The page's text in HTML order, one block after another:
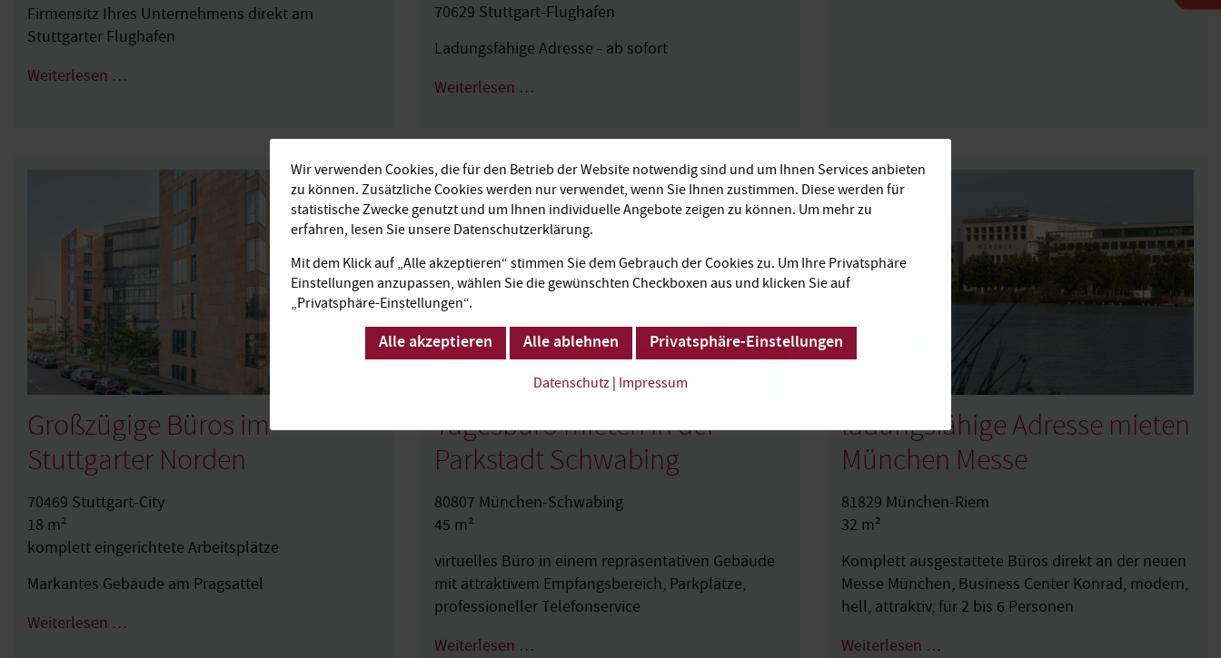
Firmensitz Ihres Unternehmens direkt am
Stuttgarter Flughafen
Weiterlesen …
70629 Stuttgart-Flughafen
Ladungsfähige Adresse - ab sofort
Weiterlesen …
Großzügige Büros im
Stuttgarter Norden
70469 Stuttgart-City
18 m²
komplett eingerichtete Arbeitsplätze
Markantes Gebäude am Pragsattel
Weiterlesen …
Tagesbüro mieten in der
Parkstadt Schwabing
80807 München-Schwabing
45 m²
virtuelles Büro in einem repräsentativen Gebäude
mit attraktivem Empfangsbereich, Parkplätze,
professioneller Telefonservice
Weiterlesen …
ladungsfähige Adresse mieten
München Messe
81829 München-Riem
32 m²
Komplett ausgestattete Büros direkt an der neuen
Messe München, Business Center Konrad, modern,
hell, attraktiv, für 2 bis 6 Personen
Weiterlesen …
Wir verwenden Cookies, die für den Betrieb der Website notwendig sind und um Ihnen Services anbieten
zu können. Zusätzliche Cookies werden nur verwendet, wenn Sie Ihnen zustimmen. Diese werden für
statistische Zwecke genutzt und um Ihnen individuelle Angebote zeigen zu können. Um mehr zu
erfahren, lesen Sie unsere Datenschutzerklärung.
Mit dem Klick auf „Alle akzeptieren“ stimmen Sie dem Gebrauch der Cookies zu. Um Ihre Privatsphäre
Einstellungen anzupassen, wählen Sie die gewünschten Checkboxen aus und klicken Sie auf
„Privatsphäre-Einstellungen“.
Alle akzeptieren Alle ablehnen Privatsphäre-Einstellungen
Datenschutz | Impressum